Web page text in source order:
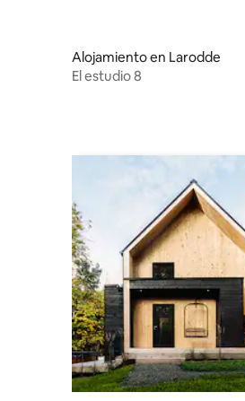
Alojamiento en Larodde
El estudio 8